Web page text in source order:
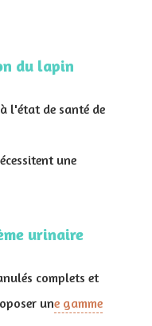
du lapin
l'état de santé de
une
urinaire
complets et
une gamme